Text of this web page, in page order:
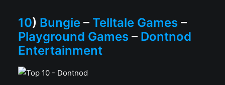
10) Bungie – Telltale Games –
Playground Games – Dontnod
Entertainment